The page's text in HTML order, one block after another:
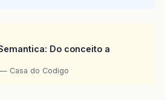
Do conceito a
Casa do Codigo